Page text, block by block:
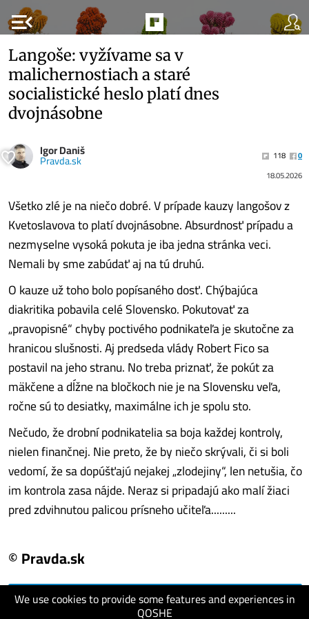
menu_open
We use cookies to provide some features and experiences in
QOSHE
Langoše: vyžívame sa v
malichernostiach a staré
socialistické heslo platí dnes
dvojnásobne
Igor Daniš
Pravda.sk 118
0
18.05.2026
Všetko zlé je na niečo dobré. V prípade kauzy langošov z
Kvetoslavova to platí dvojnásobne. Absurdnosť prípadu a
nezmyselne vysoká pokuta je iba jedna stránka veci.
Nemali by sme zabúdať aj na tú druhú.
O kauze už toho bolo popísaného dosť. Chýbajúca
diakritika pobavila celé Slovensko. Pokutovať za
„pravopisné“ chyby poctivého podnikateľa je skutočne za
hranicou slušnosti. Aj predseda vlády Robert Fico sa
postavil na jeho stranu. No treba priznať, že pokút za
mäkčene a dĺžne na bločkoch nie je na Slovensku veľa,
ročne sú to desiatky, maximálne ich je spolu sto.
Nečudo, že drobní podnikatelia sa boja každej kontroly,
nielen finančnej. Nie preto, že by niečo skrývali, či si boli
vedomí, že sa dopúšťajú nejakej „zlodejiny“, len netušia, čo
im kontrola zasa nájde. Neraz si pripadajú ako malí žiaci
pred zdvihnutou palicou prísneho učiteľa.........
© Pravda.sk
visit website